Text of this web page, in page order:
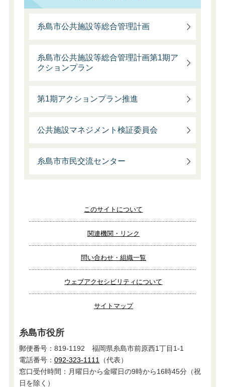
糸島市公共施設等総合管理計画
糸島市公共施設等総合管理計画第1期ア
クションプラン
第1期アクションプラン推進
公共施設マネジメント検証委員会
糸島市市民交流センター
このサイトについて
関連機関・リンク
問い合わせ・組織一覧
ウェブアクセシビリティについて
サイトマップ
糸島市役所
郵便番号：819-1192 福岡県糸島市前原西1丁目1-1
電話番号： 092-323-1111
（代表）
窓口受付時間：月曜日から金曜日の9時から16時45分（祝
日を除く）